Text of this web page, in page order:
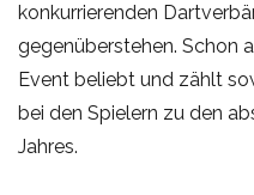
konkurrierenden
gegenüberstehen. Schon
Event beliebt und zählt
bei den Spielern zu den
Jahres.